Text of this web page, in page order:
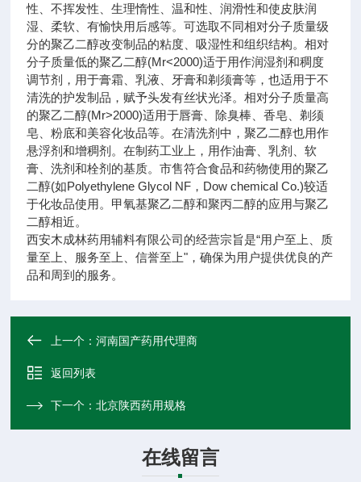
性、不挥发性、生理惰性、温和性、润滑性和使皮肤润
湿、柔软、有愉快用后感等。可选取不同相对分子质量级
分的聚乙二醇改变制品的粘度、吸湿性和组织结构。相对
分子质量低的聚乙二醇(Mr<2000)适于用作润湿剂和稠度
调节剂，用于膏霜、乳液、牙膏和剃须膏等，也适用于不
清洗的护发制品，赋予头发有丝状光泽。相对分子质量高
的聚乙二醇(Mr>2000)适用于唇膏、除臭棒、香皂、剃须
皂、粉底和美容化妆品等。在清洗剂中，聚乙二醇也用作
悬浮剂和增稠剂。在制药工业上，用作油膏、乳剂、软
膏、洗剂和栓剂的基质。市售符合食品和药物使用的聚乙
二醇(如Polyethylene Glycol NF，Dow chemical Co.)较适
于化妆品使用。甲氧基聚乙二醇和聚丙二醇的应用与聚乙
二醇相近。
西安木成林药用辅料有限公司的经营宗旨是“用户至上、质
量至上、服务至上、信誉至上"，确保为用户提供优良的产
品和周到的服务。
上一个：河南国产药用代理商
返回列表
下一个：北京陕西药用规格
在线留言